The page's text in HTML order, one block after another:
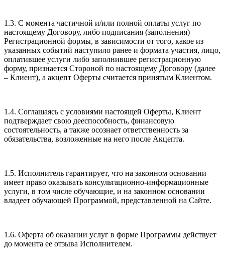
1.3. С момента частичной и/или полной оплаты услуг по
настоящему Договору, либо подписания (заполнения)
Регистрационной формы, в зависимости от того, какое из
указанных событий наступило ранее и формата участия, лицо,
оплатившее услуги либо заполнившее регистрационную
форму, признается Стороной по настоящему Договору (далее
– Клиент), а акцепт Оферты считается принятым Клиентом.
1.4. Соглашаясь с условиями настоящей Оферты, Клиент
подтверждает свою дееспособность, финансовую
состоятельность, а также осознает ответственность за
обязательства, возложенные на него после Акцепта.
1.5. Исполнитель гарантирует, что на законном основании
имеет право оказывать консультационно-информационные
услуги, в том числе обучающие, и на законном основании
владеет обучающей Программой, представленной на Сайте.
1.6. Оферта об оказании услуг в форме Программы действует
до момента ее отзыва Исполнителем.